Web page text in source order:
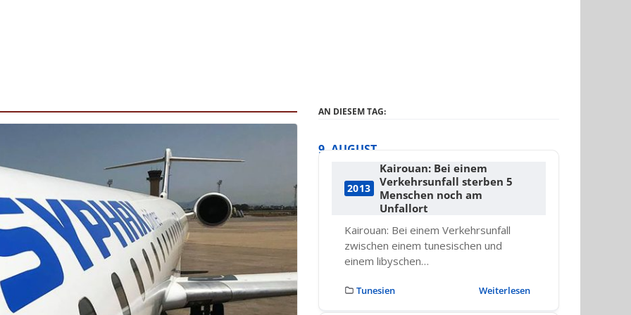
AN DIESEM TAG:
9. AUGUST
2013
Kairouan: Bei einem
Verkehrsunfall sterben 5
Menschen noch am
Unfallort
Kairouan: Bei einem Verkehrsunfall
zwischen einem tunesischen und
einem libyschen…
Tunesien Weiterlesen